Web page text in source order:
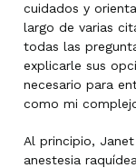
cuidados y
largo de varias
todas las
explicarle sus
necesario para
como mi
Al principio,
anestesia